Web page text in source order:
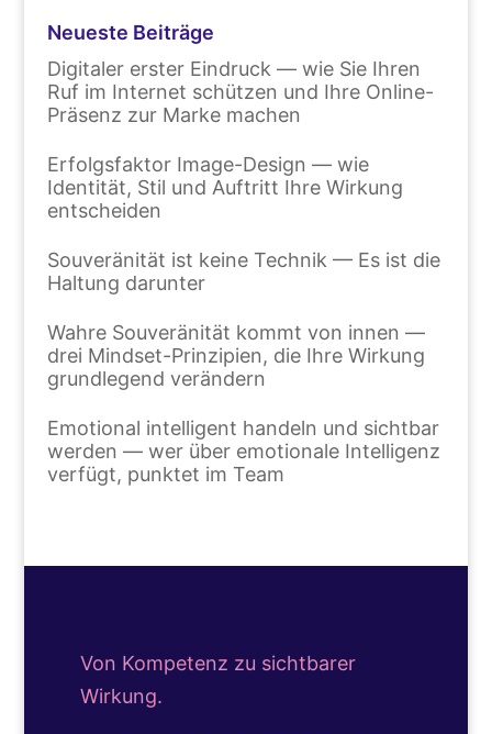
Neueste Beiträge
Digitaler erster Eindruck — wie Sie Ihren
Ruf im Internet schützen und Ihre Online-
Präsenz zur Marke machen
Erfolgsfaktor Image-Design — wie
Identität, Stil und Auftritt Ihre Wirkung
entscheiden
Souveränität ist keine Technik — Es ist die
Haltung darunter
Wahre Souveränität kommt von innen —
drei Mindset-Prinzipien, die Ihre Wirkung
grundlegend verändern
Emotional intelligent handeln und sichtbar
werden — wer über emotionale Intelligenz
verfügt, punktet im Team
Von Kompetenz zu sichtbarer
Wirkung.